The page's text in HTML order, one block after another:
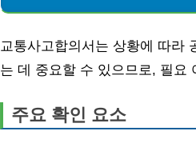
교통사고합의서는 상황에 따라
는 데 중요할 수 있으므로, 필요
주요 확인 요소